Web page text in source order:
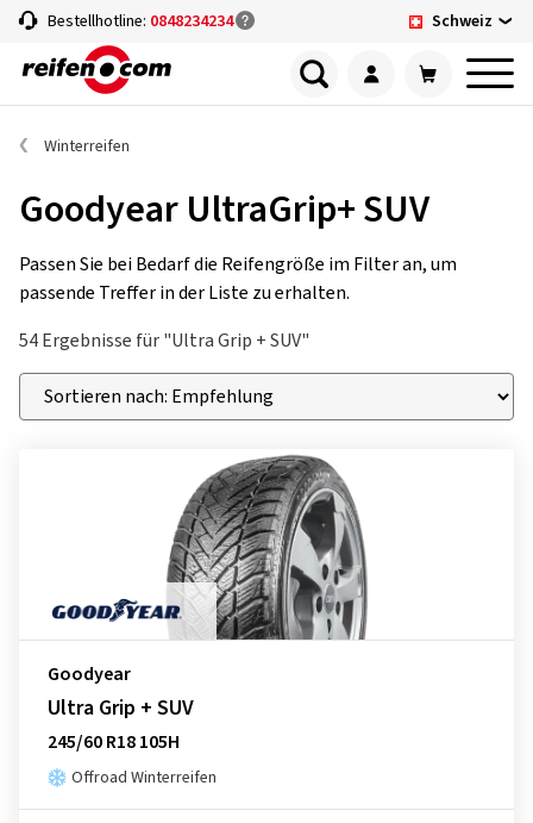
Bestellhotline: 0848234234 Schweiz
Winterreifen
Goodyear UltraGrip+ SUV
Passen Sie bei Bedarf die Reifengröße im Filter an, um
passende Treffer in der Liste zu erhalten.
54 Ergebnisse für "Ultra Grip + SUV"
Goodyear
Ultra Grip + SUV
245/60 R18 105H
Offroad Winterreifen